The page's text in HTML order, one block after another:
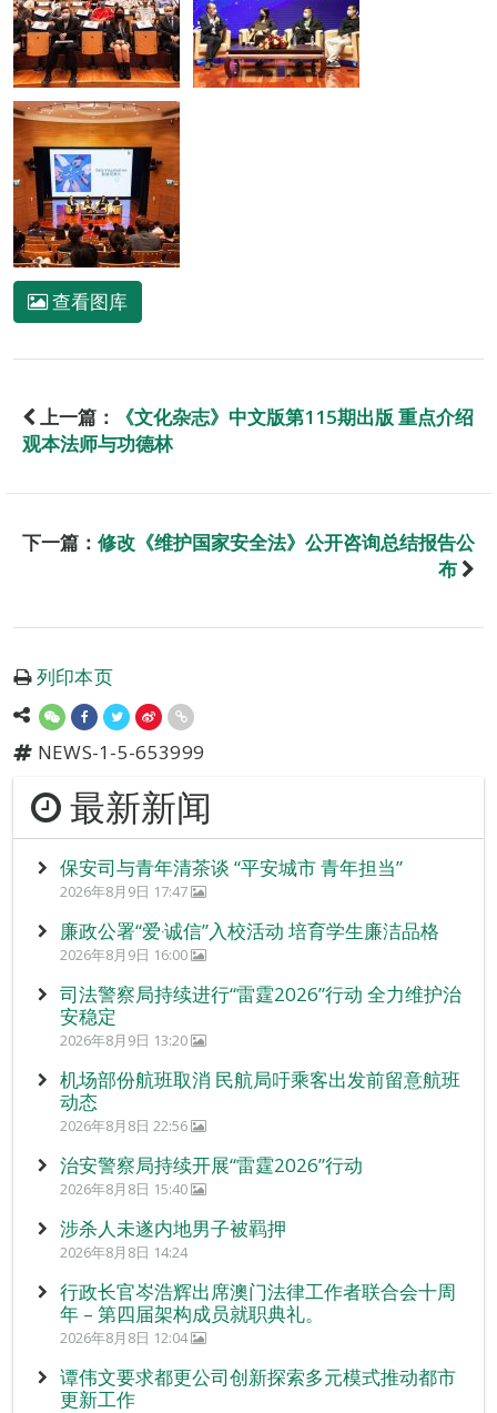
查看图库
上一篇：
《文化杂志》中文版第115期出版 重点介绍
观本法师与功德林
下一篇： 修改《维护国家安全法》公开咨询总结报告公
布
列印本页
NEWS-1-5-653999
最新新闻
保安司与青年清茶谈 “平安城市 青年担当”
2026年8月9日 17:47
廉政公署“爱‧诚信”入校活动 培育学生廉洁品格
2026年8月9日 16:00
司法警察局持续进行“雷霆2026”行动 全力维护治
安稳定
2026年8月9日 13:20
机场部份航班取消 民航局吁乘客出发前留意航班
动态
2026年8月8日 22:56
治安警察局持续开展“雷霆2026”行动
2026年8月8日 15:40
涉杀人未遂内地男子被羁押
2026年8月8日 14:24
行政长官岑浩辉出席澳门法律工作者联合会十周
年 – 第四届架构成员就职典礼。
2026年8月8日 12:04
谭伟文要求都更公司创新探索多元模式推动都市
更新工作